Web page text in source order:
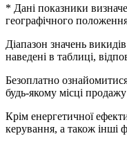
* Дані показники
географічного
Діапазон значень
наведені в таблиці,
Безоплатно
будь-якому місці
Крім енергетичної
керування, а також інші